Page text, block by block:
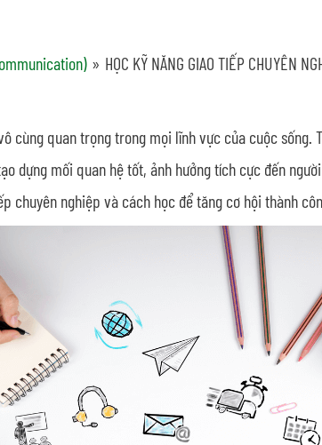
HỌC KỸ NĂNG GIAO TIẾP CHUYÊN
cùng quan trọng trong mọi lĩnh vực của cuộc
dựng mối quan hệ tốt, ảnh hưởng tích cực đến
chuyên nghiệp và cách học để tăng cơ hội thành